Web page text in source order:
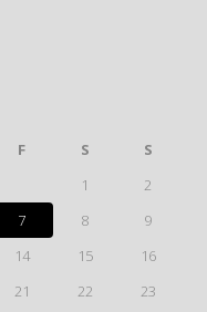
F S
S
1
2
7 8
9
14 15
16
21 22
23